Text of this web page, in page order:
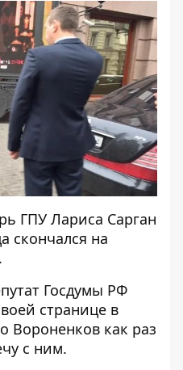
ГПУ Лариса Сарган
скончался на
Госдумы РФ
странице в
Вороненков как раз
с ним.